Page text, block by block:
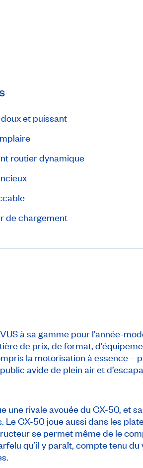
et puissant
routier dynamique
de chargement
à sa gamme pour l’année-
de prix, de format,
la motorisation à essence –
avide de plein air et
une rivale avouée du CX-50, et
Le CX-50 joue aussi dans les
se permet même de le
qu’il y paraît, compte tenu